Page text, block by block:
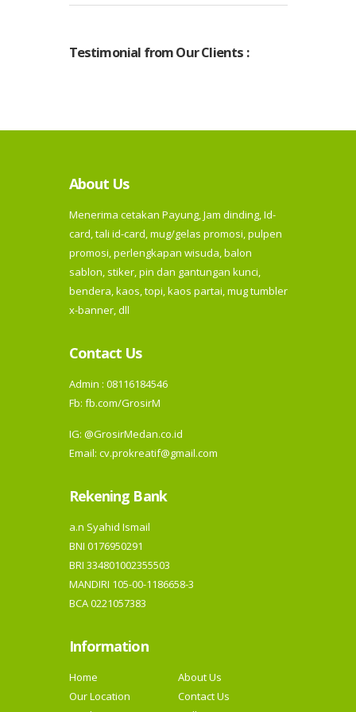
Testimonial from Our Clients :
About Us
Menerima cetakan Payung, Jam dinding, Id-
card, tali id-card, mug/gelas promosi, pulpen
promosi, perlengkapan wisuda, balon
sablon, stiker, pin dan gantungan kunci,
bendera, kaos, topi, kaos partai, mug tumbler
x-banner, dll
Contact Us
Admin : 08116184546
Fb: fb.com/GrosirM
IG: @GrosirMedan.co.id
Email: cv.prokreatif@gmail.com
Rekening Bank
a.n Syahid Ismail
BNI 0176950291
BRI 334801002355503
MANDIRI 105-00-1186658-3
BCA 0221057383
Information
Home
About Us
Our Location
Contact Us